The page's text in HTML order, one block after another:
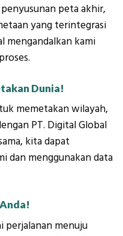
peta akhir,
yang terintegrasi
mengandalkan kami
Dunia!
memetakan wilayah,
PT. Digital Global
kita dapat
dan menggunakan data
perjalanan menuju